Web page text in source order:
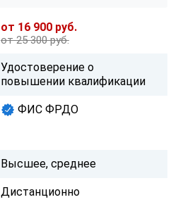
от 16 900 руб.
от 25 300 руб.
Удостоверение о
повышении квалификации
ФИС ФРДО
Высшее, среднее
Дистанционно